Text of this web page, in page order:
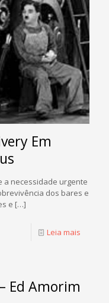
Em
a necessidade urgente
dos bares e
e […]
Leia mais
Ed Amorim